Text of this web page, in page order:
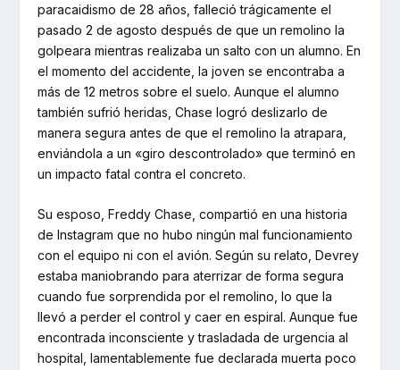
paracaidismo de 28 años, falleció trágicamente el
pasado 2 de agosto después de que un remolino la
golpeara mientras realizaba un salto con un alumno. En
el momento del accidente, la joven se encontraba a
más de 12 metros sobre el suelo. Aunque el alumno
también sufrió heridas, Chase logró deslizarlo de
manera segura antes de que el remolino la atrapara,
enviándola a un «giro descontrolado» que terminó en
un impacto fatal contra el concreto.
Su esposo, Freddy Chase, compartió en una historia
de Instagram que no hubo ningún mal funcionamiento
con el equipo ni con el avión. Según su relato, Devrey
estaba maniobrando para aterrizar de forma segura
cuando fue sorprendida por el remolino, lo que la
llevó a perder el control y caer en espiral. Aunque fue
encontrada inconsciente y trasladada de urgencia al
hospital, lamentablemente fue declarada muerta poco